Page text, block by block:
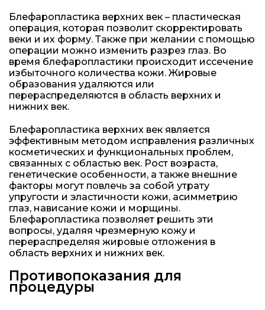
Блефаропластика верхних век – пластическая
операция, которая позволит скорректировать
веки и их форму. Также при желании с помощью
операции можно изменить разрез глаз. Во
время блефаропластики происходит иссечение
избыточного количества кожи. Жировые
образования удаляются или
перераспределяются в область верхних и
нижних век.
Блефаропластика верхних век является
эффективным методом исправления различных
косметических и функциональных проблем,
связанных с областью век. Рост возраста,
генетические особенности, а также внешние
факторы могут повлечь за собой утрату
упругости и эластичности кожи, асимметрию
глаз, нависание кожи и морщины.
Блефаропластика позволяет решить эти
вопросы, удаляя чрезмерную кожу и
перераспределяя жировые отложения в
область верхних и нижних век.
Противопоказания для
процедуры